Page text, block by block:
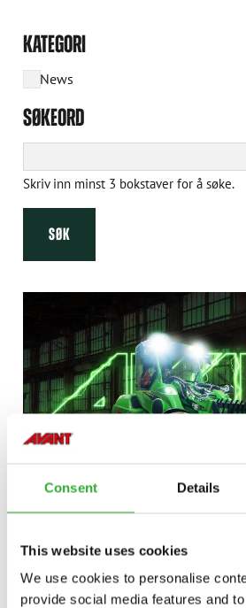
Consent Details
This website uses cookies
We use cookies to personalise
provide social media features and
KATEGORI
News
SØKEORD
Skriv inn minst 3 bokstaver for å søke.
SØK
NEWS
OPPLEV NESTE GENERASJON AV
TUNGT ARBEID